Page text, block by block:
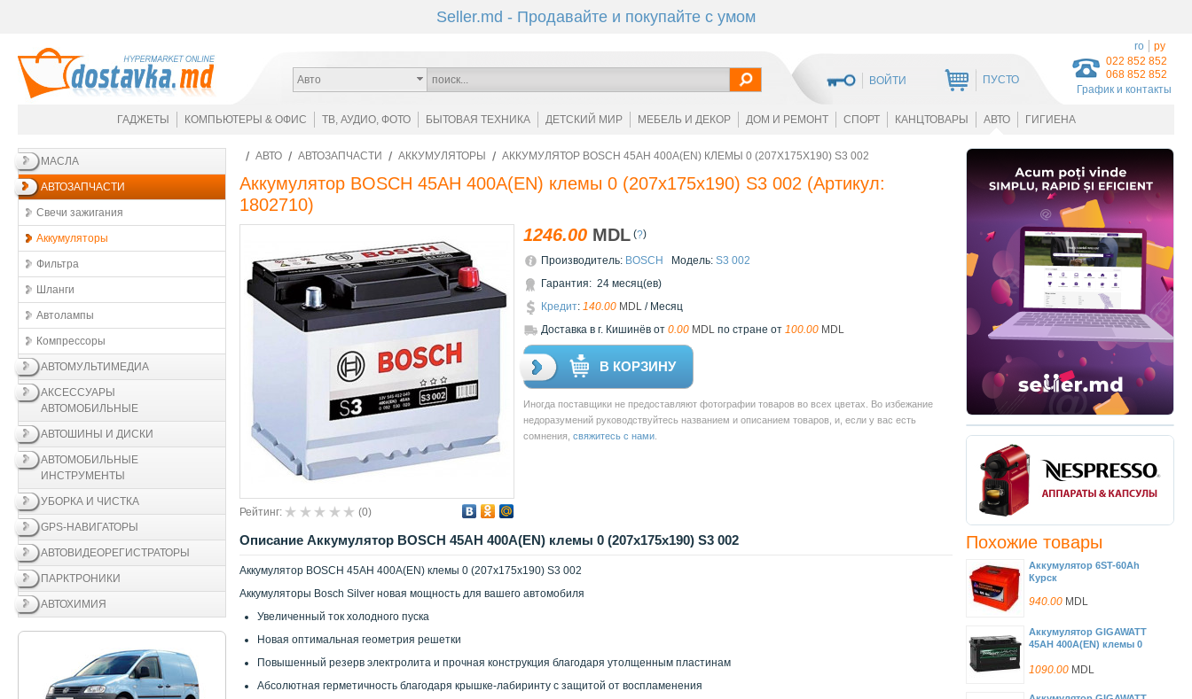
Seller.md - Продавайте и покупайте с умом
022 852 852
068 852 852
График и контакты
Авто ВОЙТИ ПУСТО
ro ру
ГАДЖЕТЫ КОМПЬЮТЕРЫ & ОФИС ТВ, АУДИО, ФОТО БЫТОВАЯ ТЕХНИКА ДЕТСКИЙ МИР МЕБЕЛЬ И ДЕКОР ДОМ И РЕМОНТ СПОРТ КАНЦТОВАРЫ АВТО ГИГИЕНА
МАСЛА
АВТОЗАПЧАСТИ
Свечи зажигания
Аккумуляторы
Фильтра
Шланги
Автолампы
Компрессоры
АВТОМУЛЬТИМЕДИА
АКСЕССУАРЫ
АВТОМОБИЛЬНЫЕ
АВТОШИНЫ И ДИСКИ
АВТОМОБИЛЬНЫЕ
ИНСТРУМЕНТЫ
УБОРКА И ЧИСТКА
GPS-НАВИГАТОРЫ
АВТОВИДЕОРЕГИСТРАТОРЫ
ПАРКТРОНИКИ
АВТОХИМИЯ
Похожие товары
Аккумулятор 6ST-60Ah
Курск
940.00 MDL
Аккумулятор GIGAWATT
45AH 400A(EN) клемы 0
1090.00 MDL
АВТО АВТОЗАПЧАСТИ АККУМУЛЯТОРЫ АККУМУЛЯТОР BOSCH 45AH 400A(EN) КЛЕМЫ 0 (207X175X190) S3 002
Аккумулятор BOSCH 45AH 400A(EN) клемы 0 (207x175x190) S3 002 (Артикул:
1802710)
Рейтинг: (0)
1246.00 MDL (?)
Производитель: BOSCH Модель: S3 002
Гарантия: 24 месяц(ев)
Кредит: 140.00 MDL / Месяц
Доставкa в г. Кишинёв от 0.00 MDL по стране от 100.00 MDL
В КОРЗИНУ
Иногда поставщики не предоставляют фотографии товаров во всех цветах. Во избежание
недоразумений руководствуйтесь названием и описанием товаров, и, если у вас есть
сомнения, свяжитесь с нами
Описание Аккумулятор BOSCH 45AH 400A(EN) клемы 0 (207x175x190) S3 002
Аккумулятор BOSCH 45AH 400A(EN) клемы 0 (207x175x190) S3 002
Аккумуляторы Bosch Silver новая мощность для вашего автомобиля
Увеличенный ток холодного пуска
Новая оптимальная геометрия решетки
Повышенный резерв электролита и прочная конструкция благодаря утолщенным пластинам
Абсолютная герметичность благодаря крышке-лабиринту с защитой от воспламенения